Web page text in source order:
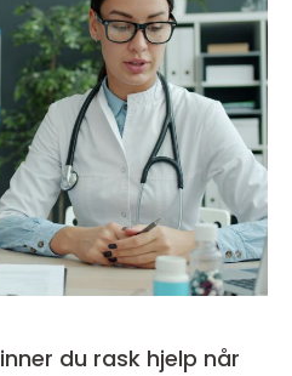
du rask hjelp når